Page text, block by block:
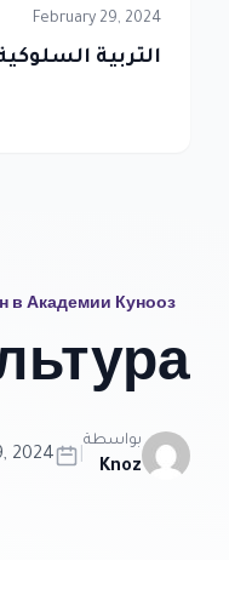
February 29, 2024
التربية
в Академии Кунооз
بواسطة
Knoz
2024